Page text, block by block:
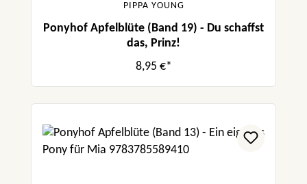
PIPPA YOUNG
Ponyhof Apfelblüte (Band 19) - Du schaffst
das, Prinz!
8,95 €*